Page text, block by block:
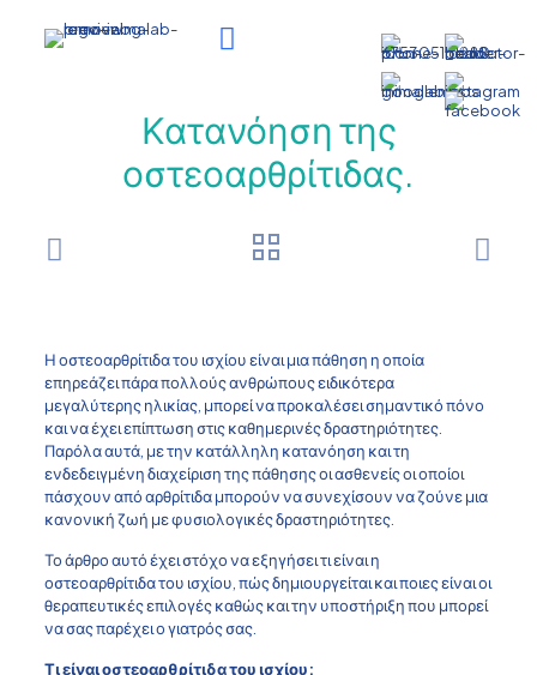
Κατανόηση της
οστεοαρθρίτιδας.
Η οστεοαρθρίτιδα του ισχίου είναι μια πάθηση η οποία
επηρεάζει πάρα πολλούς ανθρώπους ειδικότερα
μεγαλύτερης ηλικίας, μπορεί να προκαλέσει σημαντικό πόνο
και να έχει επίπτωση στις καθημερινές δραστηριότητες.
Παρόλα αυτά, με την κατάλληλη κατανόηση και τη
ενδεδειγμένη διαχείριση της πάθησης οι ασθενείς οι οποίοι
πάσχουν από αρθρίτιδα μπορούν να συνεχίσουν να ζούνε μια
κανονική ζωή με φυσιολογικές δραστηριότητες.
Το άρθρο αυτό έχει στόχο να εξηγήσει τι είναι η
οστεοαρθρίτιδα του ισχίου, πώς δημιουργείται και ποιες είναι οι
θεραπευτικές επιλογές καθώς και την υποστήριξη που μπορεί
να σας παρέχει ο γιατρός σας.
Τι είναι οστεοαρθρίτιδα του ισχίου;